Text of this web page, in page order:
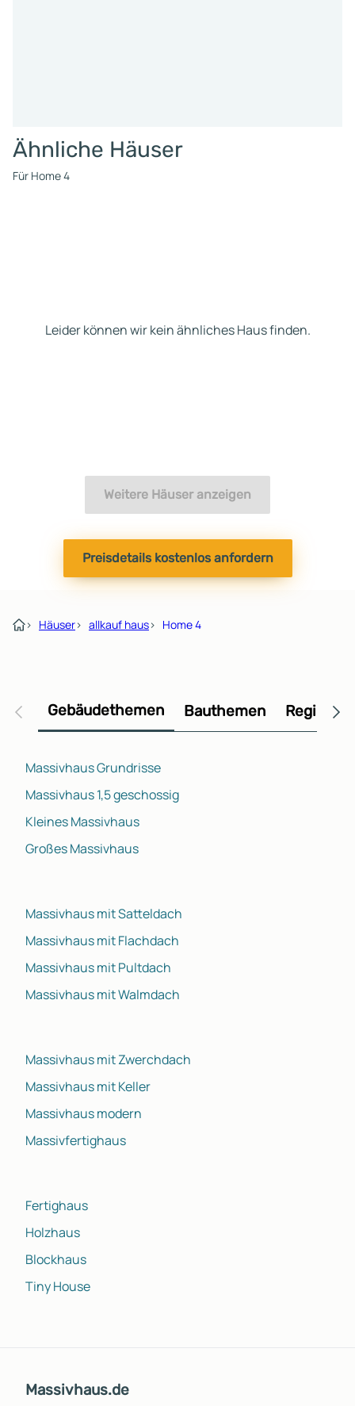
Ähnliche Häuser
Für Home 4
Leider können wir kein ähnliches Haus finden.
Weitere Häuser anzeigen
Preisdetails kostenlos anfordern
› Häuser› allkauf haus› Home 4
Gebäudethemen Bauthemen
Massivhaus Grundrisse
Massivhaus 1,5 geschossig
Kleines Massivhaus
Großes Massivhaus
Massivhaus mit Satteldach
Massivhaus mit Flachdach
Massivhaus mit Pultdach
Massivhaus mit Walmdach
Massivhaus mit Zwerchdach
Massivhaus mit Keller
Massivhaus modern
Massivfertighaus
Fertighaus
Holzhaus
Blockhaus
Tiny House
Massivhaus.de